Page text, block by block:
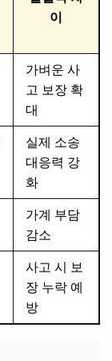
이
가벼운 사
고 보장 확
대
실제 소송
대응력 강
화
가계 부담
감소
사고 시 보
장 누락 예
방